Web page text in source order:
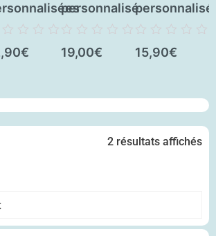
€
personnalisé
Note
0
19,00€
personnalisé
Note
0
15,90€
2 résultats affichés